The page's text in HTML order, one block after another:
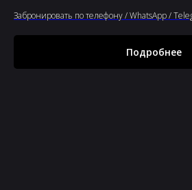
Забронировать по телефону / WhatsApp /
Подробнее